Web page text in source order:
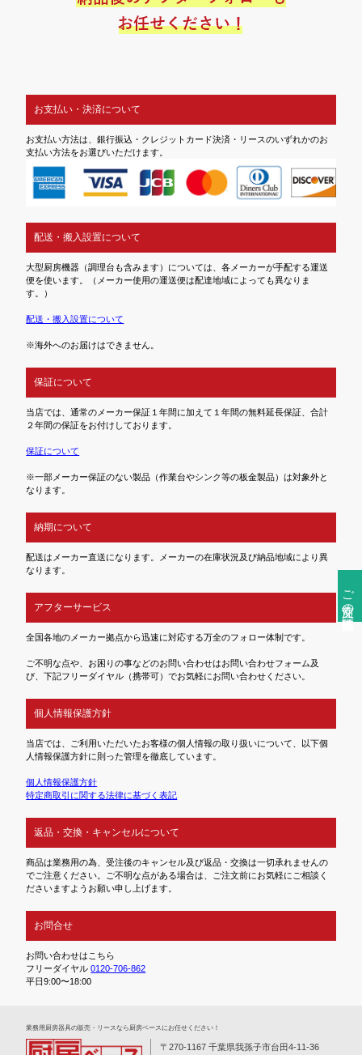
ご注文前の確認事項
お支払い・決済について
お支払い方法は、銀行振込・クレジットカード決済・リースのいずれかのお
支払い方法をお選びいただけます。
配送・搬入設置について
大型厨房機器（調理台も含みます）については、各メーカーが手配する運送
便を使います。（メーカー使用の運送便は配達地域によっても異なりま
す。）
配送・搬入設置について
※海外へのお届けはできません。
保証について
当店では、通常のメーカー保証１年間に加えて１年間の無料延長保証、合計
２年間の保証をお付けしております。
保証について
※一部メーカー保証のない製品（作業台やシンク等の板金製品）は対象外と
なります。
納期について
配送はメーカー直送になります。メーカーの在庫状況及び納品地域により異
なります。
アフターサービス
全国各地のメーカー拠点から迅速に対応する万全のフォロー体制です。
ご不明な点や、お困りの事などのお問い合わせはお問い合わせフォーム及
び、下記フリーダイヤル（携帯可）でお気軽にお問い合わせください。
個人情報保護方針
当店では、ご利用いただいたお客様の個人情報の取り扱いについて、以下個
人情報保護方針に則った管理を徹底しています。
個人情報保護方針
特定商取引に関する法律に基づく表記
返品・交換・キャンセルについて
商品は業務用の為、受注後のキャンセル及び返品・交換は一切承れませんの
でご注意ください。ご不明な点がある場合は、ご注文前にお気軽にご相談く
ださいますようお願い申し上げます。
お問合せ
お問い合わせはこちら
フリーダイヤル0120-706-862
平日9:00〜18:00
業務⽤厨房器具の販売・リースなら厨房ベースにお任せください！
〒270-1167 千葉県我孫子市台田4-11-36